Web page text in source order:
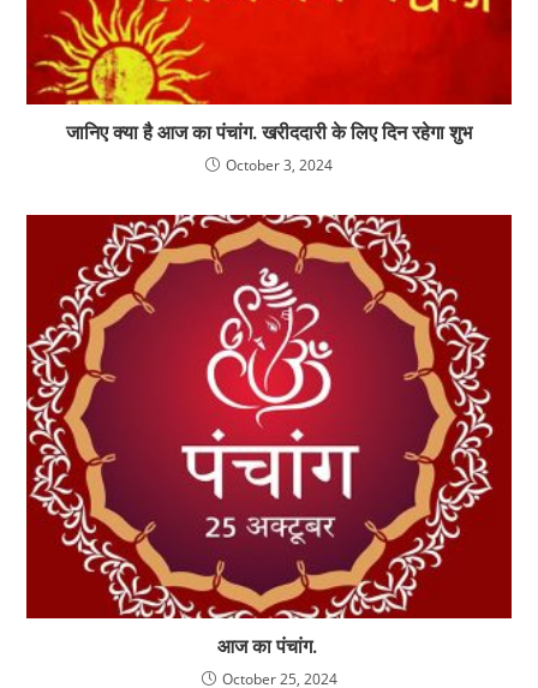
जानिए क्या है आज का पंचांग. खरीददारी के लिए दिन रहेगा शुभ
October 3, 2024
आज का पंचांग.
October 25, 2024